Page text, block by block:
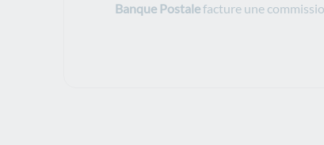
Banque Postalefacture une